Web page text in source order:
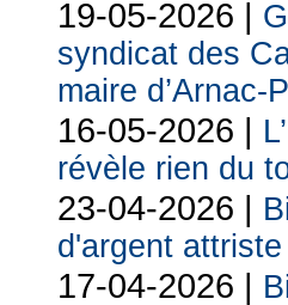
19-05-2026 |
syndicat des
maire d’Arnac-
16-05-2026 |
révèle rien du
23-04-2026 |
d'argent
17-04-2026 |